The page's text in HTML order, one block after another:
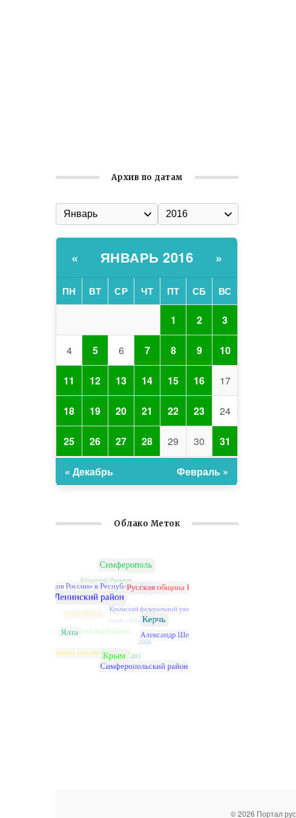
Архив по датам
« ЯНВАРЬ 2016 »
ПН ВТ СР ЧТ ПТ СБ ВС
1 2 3
4 5 6 7 8 9 10
11 12 13 14 15 16 17
18 19 20 21 22 23 24
25 26 27 28 29 30 31
« Декабрь Февраль »
Облако Меток
© 2026 Портал